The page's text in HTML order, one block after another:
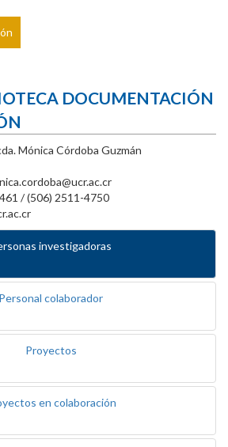
DOCUMENTACIÓN
Mónica Córdoba Guzmán
/ (506) 2511-4750
investigadoras
Personal colaborador
Proyectos
en colaboración